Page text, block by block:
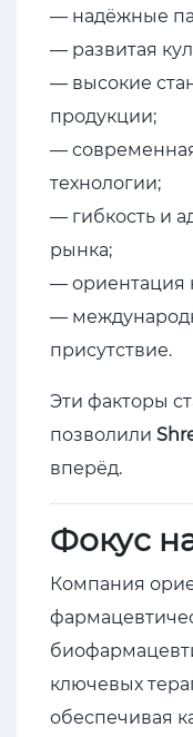
— надёжные
— развитая
— высокие
продукции;
—
технологии;
— гибкость и
рынка;
— ориентация
—
присутствие.
Эти факторы
позволили
вперёд.
Фокус
Компания
ключевых
обеспечивая